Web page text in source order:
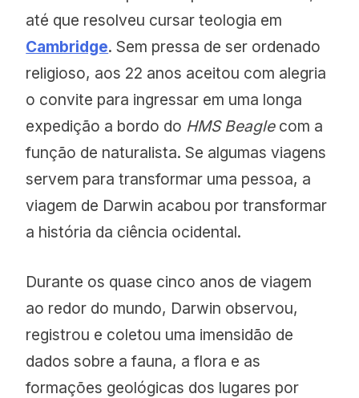
até que resolveu cursar teologia em
Cambridge. Sem pressa de ser ordenado
religioso, aos 22 anos aceitou com alegria
o convite para ingressar em uma longa
expedição a bordo do HMS Beaglecom a
função de naturalista. Se algumas viagens
servem para transformar uma pessoa, a
viagem de Darwin acabou por transformar
a história da ciência ocidental.
Durante os quase cinco anos de viagem
ao redor do mundo, Darwin observou,
registrou e coletou uma imensidão de
dados sobre a fauna, a flora e as
formações geológicas dos lugares por